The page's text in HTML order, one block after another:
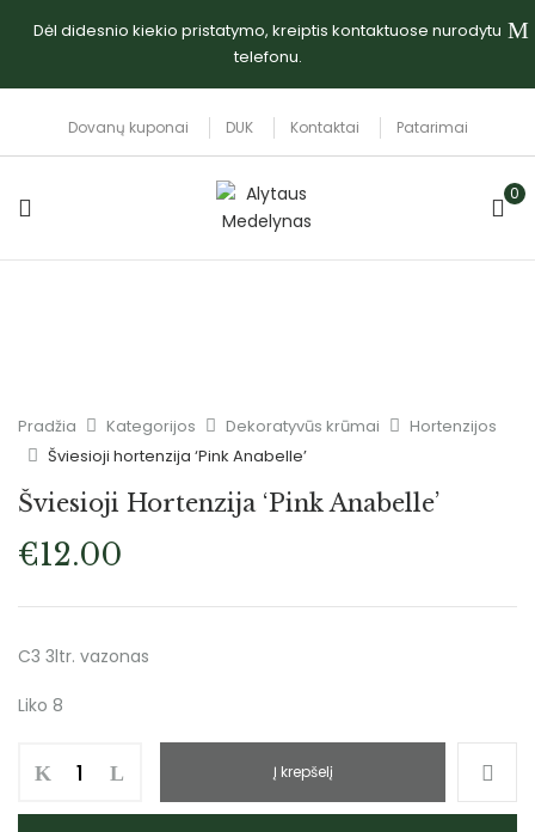
Dėl didesnio kiekio pristatymo, kreiptis kontaktuose nurodytu
telefonu.
Dovanų kuponai DUK Kontaktai Patarimai
0
Pradžia Kategorijos Dekoratyvūs krūmai
Hortenzijos
Šviesioji hortenzija ‘Pink Anabelle’
Šviesioji Hortenzija ‘Pink Anabelle’
€12.00
C3 3ltr. vazonas
Liko 8
Į krepšelį